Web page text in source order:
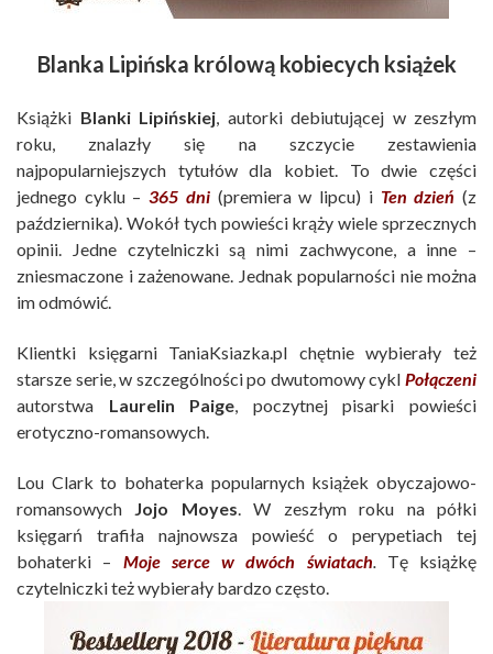
Blanka Lipińska królową kobiecych książek
Książki Blanki Lipińskiej, autorki debiutującej w zeszłym
roku, znalazły się na szczycie zestawienia
najpopularniejszych tytułów dla kobiet. To dwie części
jednego cyklu –365 dni(premiera w lipcu) i Ten dzień (z
października). Wokół tych powieści krąży wiele sprzecznych
opinii. Jedne czytelniczki są nimi zachwycone, a inne –
zniesmaczone i zażenowane. Jednak popularności nie można
im odmówić.
Klientki księgarni TaniaKsiazka.pl chętnie wybierały też
starsze serie, w szczególności po dwutomowy cykl Połączeni
autorstwa Laurelin Paige, poczytnej pisarki powieści
erotyczno-romansowych.
Lou Clark to bohaterka popularnych książek obyczajowo-
romansowych Jojo Moyes. W zeszłym roku na półki
księgarń trafiła najnowsza powieść o perypetiach tej
bohaterki – Moje serce w dwóch światach. Tę książkę
czytelniczki też wybierały bardzo często.